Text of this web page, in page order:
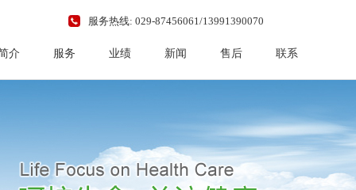
服务热线: 029-87456061/13991390070
介 服务 业绩 新闻 售后 联系